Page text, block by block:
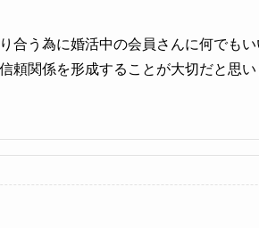
合う為に婚活中の会員さんに何でも
頼関係を形成することが大切だと思い